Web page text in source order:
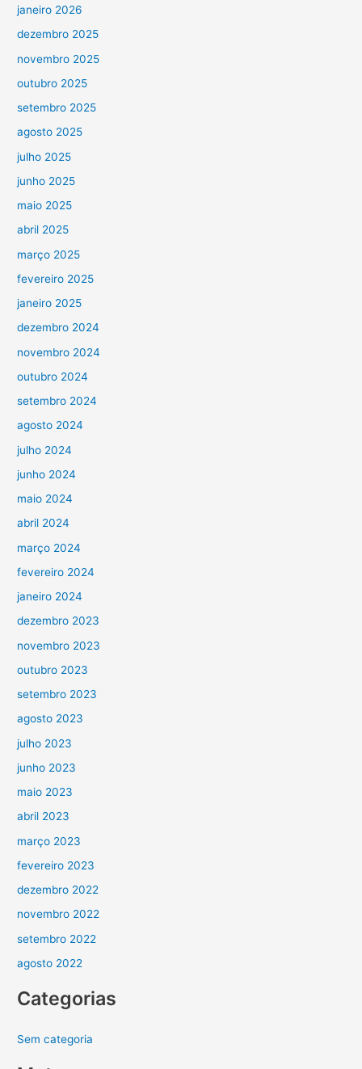
janeiro 2026
dezembro 2025
novembro 2025
outubro 2025
setembro 2025
agosto 2025
julho 2025
junho 2025
maio 2025
abril 2025
março 2025
fevereiro 2025
janeiro 2025
dezembro 2024
novembro 2024
outubro 2024
setembro 2024
agosto 2024
julho 2024
junho 2024
maio 2024
abril 2024
março 2024
fevereiro 2024
janeiro 2024
dezembro 2023
novembro 2023
outubro 2023
setembro 2023
agosto 2023
julho 2023
junho 2023
maio 2023
abril 2023
março 2023
fevereiro 2023
dezembro 2022
novembro 2022
setembro 2022
agosto 2022
Categorias
Sem categoria